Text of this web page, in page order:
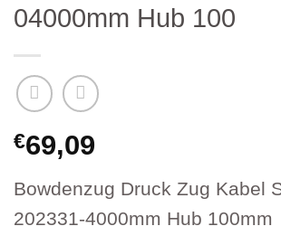
04000mm Hub 100
€69,09
Bowdenzug Druck Zug Kabel
202331-4000mm Hub 100mm